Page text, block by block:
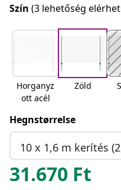
Szín (3 lehetőség
Horganyz
ott acél
Zöld
Hegnstørrelse
10 x 1,6 m kerítés
31.670 Ft